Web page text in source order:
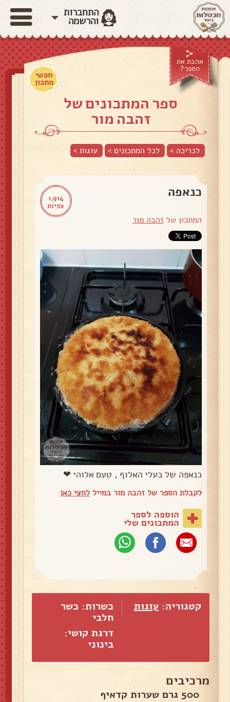
התחברות
והרשמה
אהבת את
הספר?
חפשי
מתכון
ספר המתכונים של
זהבה מור
לכריכה > לכל המתכונים > עוגות>
1,914
צפיות
כנאפה
המתכון של זהבה מור
כנאפה של בעלי האלוף , טעם אלוהי ❤
לקבלת הספר של זהבה מור במייללחצי כאן
הוספה לספר
המתכונים שלי
קטגוריה: עוגות
כשרות: כשר
חלבי
דרגת קושי:
בינוני
מרכיבים
500 גרם שערות קדאיף